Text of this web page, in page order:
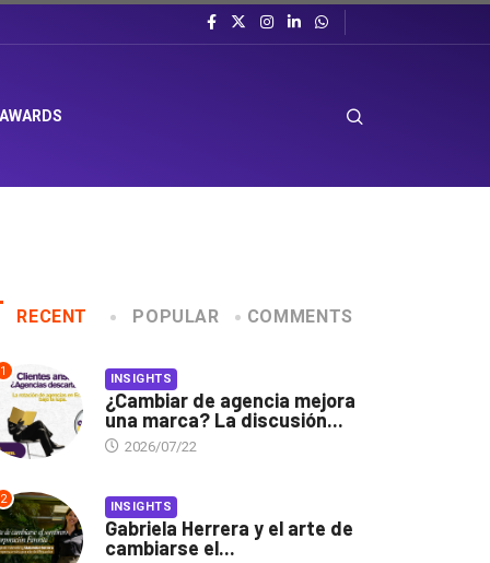
RECENT POPULAR COMMENTS
1 INSIGHTS
¿Cambiar de agencia mejora
una marca? La discusión...
2026/07/22
2 INSIGHTS
Gabriela Herrera y el arte de
cambiarse el...